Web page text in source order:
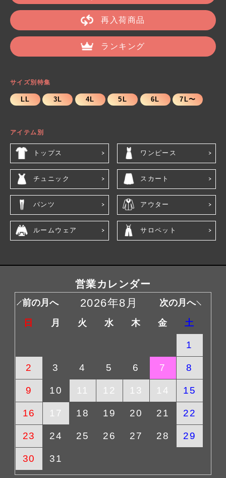
再入荷商品
ランキング
サイズ別特集
LL 3L 4L 5L 6L 7L〜
アイテム別
トップス ワンピース
チュニック スカート
パンツ アウター
ルームウェア サロペット
営業カレンダー
前の月へ 次の月へ
2026年8月
日 月 火 水 木 金 土
1
2 3 4 5 6 7 8
9 10 11 12 13 14 15
16 17 18 19 20 21 22
23 24 25 26 27 28 29
30 31